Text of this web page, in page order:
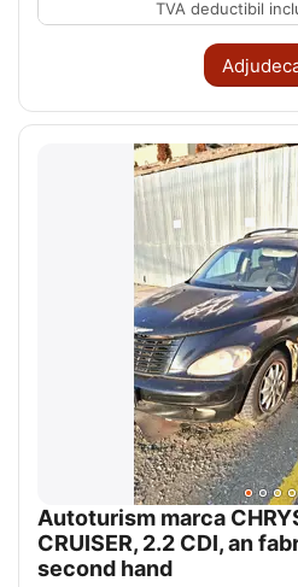
TVA deductibil
Autoturism marca
CRUISER, 2.2 CDI, an
second hand